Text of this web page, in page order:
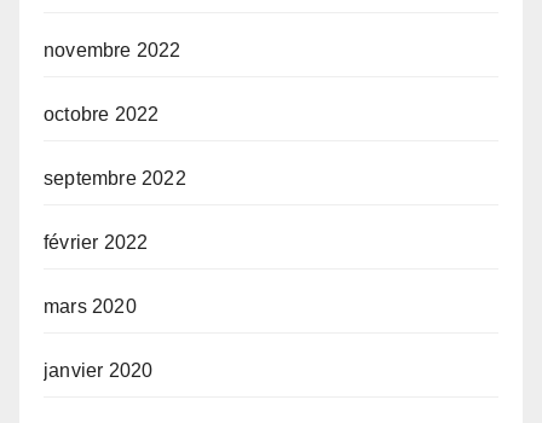
novembre 2022
octobre 2022
septembre 2022
février 2022
mars 2020
janvier 2020